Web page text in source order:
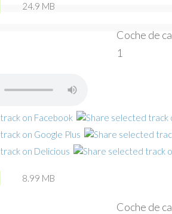
24.9 MB
Coche de
1
8.99 MB
Coche de